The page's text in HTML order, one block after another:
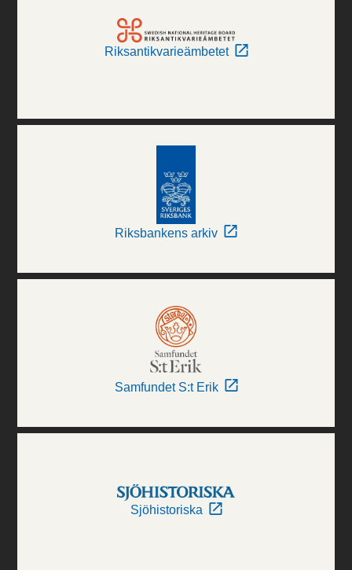
Riksantikvarieämbetet
Riksbankens arkiv
Samfundet S:t Erik
Sjöhistoriska